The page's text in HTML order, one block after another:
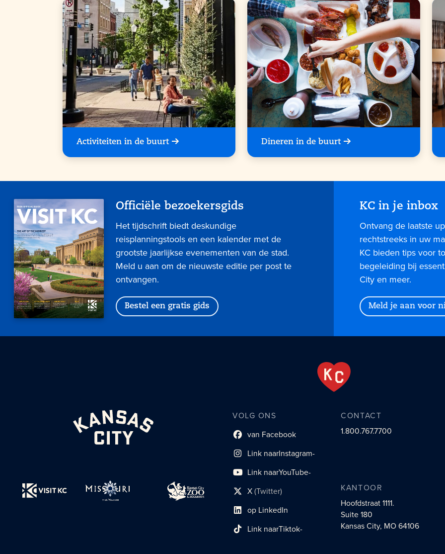
Activiteiten in de buurt Dineren in de buurt
Officiële bezoekersgids
Het tijdschrift biedt deskundige
reisplanningstools en een kalender met de
grootste jaarlijkse evenementen van de stad.
Meld u aan om de nieuwste editie per post te
ontvangen.
Bestel een gratis gids
KC in je inbox
Ontvang de laatste
rechtstreeks in uw
KC bieden tips voor
begeleiding bij
City en meer.
Meld je aan voor
VOLG ONS
Link naar sociaal profiel
van Facebook
Link naarInstagram-
sociaal profiel
Link naarYouTube-
sociaal profiel
X(Twitter)
sociaal profiellink
Link naar sociaal profiel
op LinkedIn
Link naarTiktok-
sociaalprofiel
CONTACT
1.800.767.7700
KANTOOR
Hoofdstraat 1111.
Suite 180
Kansas City, MO 64106